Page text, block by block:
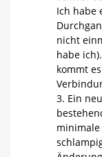
Ich habe
nicht
habe
kommt
3. Ein
minimale